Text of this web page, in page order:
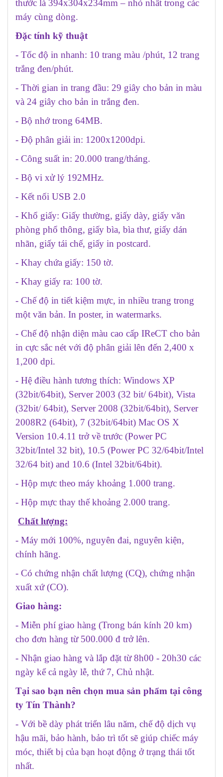
thước là 394x304x234mm – nhỏ nhất trong các
máy cùng dòng.
Đặc tính kỹ thuật
- Tốc độ in nhanh: 10 trang màu /phút, 12 trang
trắng đen/phút.
- Thời gian in trang đầu: 29 giây cho bản in màu
và 24 giây cho bản in trắng đen.
- Bộ nhớ trong 64MB.
- Độ phân giải in: 1200x1200dpi.
- Công suất in: 20.000 trang/tháng.
- Bộ vi xử lý 192MHz.
- Kết nối USB 2.0
- Khổ giấy: Giấy thường, giấy dày, giấy văn
phòng phổ thông, giấy bìa, bìa thư, giấy dán
nhãn, giấy tái chế, giấy in postcard.
- Khay chứa giấy: 150 tờ.
- Khay giấy ra: 100 tờ.
- Chế độ in tiết kiệm mực, in nhiều trang trong
một văn bản. In poster, in watermarks.
- Chế độ nhận diện màu cao cấp IReCT cho bản
in cực sắc nét với độ phân giải lên đến 2,400 x
1,200 dpi.
- Hệ điều hành tương thích: Windows XP
(32bit/64bit), Server 2003 (32 bit/ 64bit), Vista
(32bit/ 64bit), Server 2008 (32bit/64bit), Server
2008R2 (64bit), 7 (32bit/64bit) Mac OS X
Version 10.4.11 trở về trước (Power PC
32bit/Intel 32 bit), 10.5 (Power PC 32/64bit/Intel
32/64 bit) and 10.6 (Intel 32bit/64bit).
- Hộp mực theo máy khoảng 1.000 trang.
- Hộp mực thay thế khoảng 2.000 trang.
Chất lượng:
- Máy mới 100%, nguyên đai, nguyên kiện,
chính hãng.
- Có chứng nhận chất lượng (CQ), chứng nhận
xuất xứ (CO).
Giao hàng:
- Miễn phí giao hàng (Trong bán kính 20 km)
cho đơn hàng từ 500.000 đ trở lên.
- Nhận giao hàng và lắp đặt từ 8h00 - 20h30 các
ngày kể cả ngày lễ, thứ 7, Chủ nhật.
Tại sao bạn nên chọn mua sản phẩm tại công
ty Tín Thành?
- Với bề dày phát triển lâu năm, chế độ dịch vụ
hậu mãi, bảo hành, bảo trì tốt sẽ giúp chiếc máy
móc, thiết bị của bạn hoạt động ở trạng thái tốt
nhất.